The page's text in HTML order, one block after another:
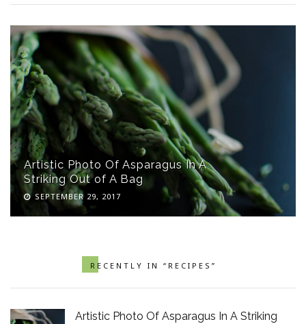
Artistic Photo Of Asparagus In A
Striking Out of A Bag
SEPTEMBER 29, 2017
RECENTLY IN “RECIPES”
Artistic Photo Of Asparagus In A Striking